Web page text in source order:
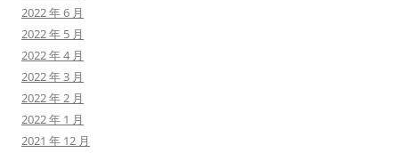
2022 年 6 月
2022 年 5 月
2022 年 4 月
2022 年 3 月
2022 年 2 月
2022 年 1 月
2021 年 12 月